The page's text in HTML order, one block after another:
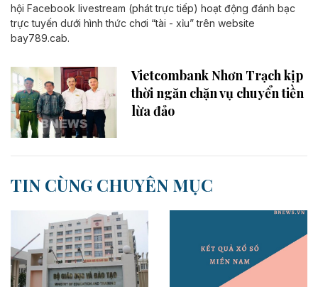
hội Facebook livestream (phát trực tiếp) hoạt động đánh bạc
trực tuyến dưới hình thức chơi “tài - xỉu” trên website
bay789.cab.
Vietcombank Nhơn Trạch kịp
thời ngăn chặn vụ chuyển tiền
lừa đảo
TIN CÙNG CHUYÊN MỤC